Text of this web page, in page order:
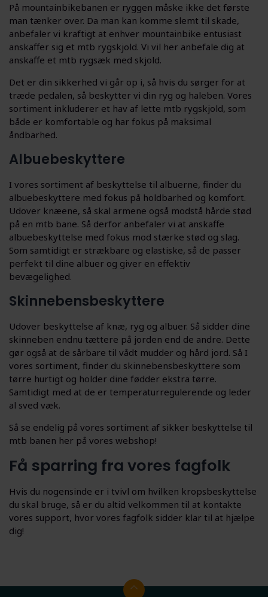
På mountainbikebanen er ryggen måske ikke det første
man tænker over. Da man kan komme slemt til skade,
anbefaler vi kraftigt at enhver mountainbike entusiast
anskaffer sig et mtb rygskjold. Vi vil her anbefale dig at
anskaffe et mtb rygsæk med skjold.
Det er din sikkerhed vi går op i, så hvis du sørger for at
træde pedalen, så beskytter vi din ryg og haleben. Vores
sortiment inkluderer et hav af lette mtb rygskjold, som
både er komfortable og har fokus på maksimal
åndbarhed.
Albuebeskyttere
I vores sortiment af beskyttelse til albuerne, finder du
albuebeskyttere med fokus på holdbarhed og komfort.
Udover knæene, så skal armene også modstå hårde stød
på en mtb bane. Så derfor anbefaler vi at anskaffe
albuebeskyttelse med fokus mod stærke stød og slag.
Som samtidigt er strækbare og elastiske, så de passer
perfekt til dine albuer og giver en effektiv
bevægelighed.
Skinnebensbeskyttere
Udover beskyttelse af knæ, ryg og albuer. Så sidder dine
skinneben endnu tættere på jorden end de andre. Dette
gør også at de sårbare til vådt mudder og hård jord. Så I
vores sortiment, finder du skinnebensbeskyttere som
tørre hurtigt og holder dine fødder ekstra tørre.
Samtidigt med at de er temperaturregulerende og leder
al sved væk.
Så se endelig på vores sortiment af sikker beskyttelse til
mtb banen her på vores webshop!
Få sparring fra vores fagfolk
Hvis du nogensinde er i tvivl om hvilken kropsbeskyttelse
du skal bruge, så er du altid velkommen til at kontakte
vores support, hvor vores fagfolk sidder klar til at hjælpe
dig!